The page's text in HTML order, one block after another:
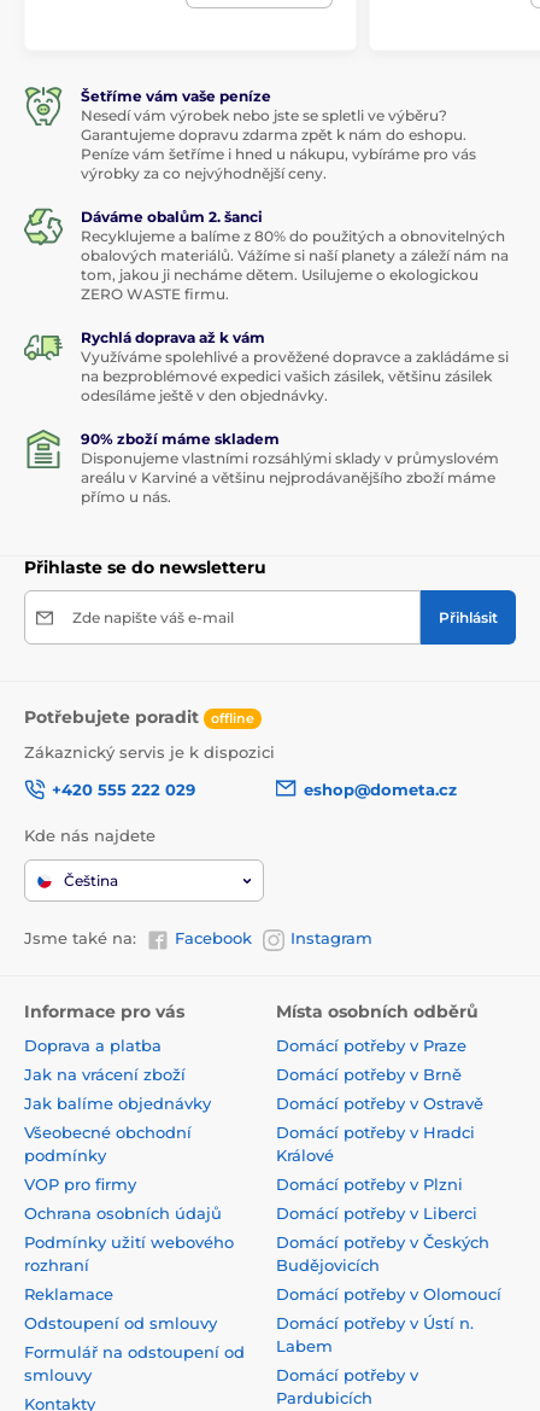
Šetříme vám vaše peníze
Nesedí vám výrobek nebo jste se spletli ve výběru?
Garantujeme dopravu zdarma zpět k nám do eshopu.
Peníze vám šetříme i hned u nákupu, vybíráme pro vás
výrobky za co nejvýhodnější ceny.
Dáváme obalům 2. šanci
Recyklujeme a balíme z 80% do použitých a obnovitelných
obalových materiálů. Vážíme si naší planety a záleží nám na
tom, jakou ji necháme dětem. Usilujeme o ekologickou
ZERO WASTE firmu.
Rychlá doprava až k vám
Využíváme spolehlivé a prověžené dopravce a zakládáme si
na bezproblémové expedici vašich zásilek, většinu zásilek
odesíláme ještě v den objednávky.
90% zboží máme skladem
Disponujeme vlastními rozsáhlými sklady v průmyslovém
areálu v Karviné a většinu nejprodávanějšího zboží máme
přímo u nás.
Přihlaste se do newsletteru
Zde napište váš e-mail Přihlásit
Potřebujete poradit offline
Zákaznický servis je k dispozici
+420 555 222 029
eshop@dometa.cz
Kde nás najdete
Čeština
Jsme také na: Facebook Instagram
Informace pro vás
Doprava a platba
Jak na vrácení zboží
Jak balíme objednávky
Všeobecné obchodní
podmínky
VOP pro firmy
Ochrana osobních údajů
Podmínky užití webového
rozhraní
Reklamace
Odstoupení od smlouvy
Formulář na odstoupení od
smlouvy
Kontakty
Místa osobních odběrů
Domácí potřeby v Praze
Domácí potřeby v Brně
Domácí potřeby v Ostravě
Domácí potřeby v Hradci
Králové
Domácí potřeby v Plzni
Domácí potřeby v Liberci
Domácí potřeby v Českých
Budějovicích
Domácí potřeby v Olomoucí
Domácí potřeby v Ústí n.
Labem
Domácí potřeby v
Pardubicích